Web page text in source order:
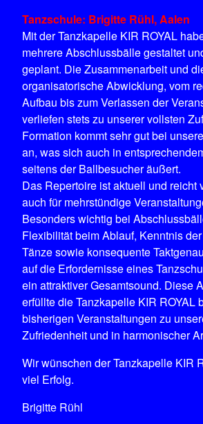
Tanzschule: Brigitte Rühl, Aalen
Mit der Tanzkapelle KIR ROYAL
mehrere Abschlussbälle gestaltet
geplant. Die Zusammenarbeit und
organisatorische Abwicklung, vom
Aufbau bis zum Verlassen der
verliefen stets zu unserer vollsten
Formation kommt sehr gut bei
an, was sich auch in
seitens der Ballbesucher äußert.
Das Repertoire ist aktuell und reicht
auch für mehrstündige
Besonders wichtig bei
Flexibilität beim Ablauf, Kenntnis
Tänze sowie konsequente
auf die Erfordernisse eines
ein attraktiver Gesamtsound. Diese
erfüllte die Tanzkapelle KIR ROYAL
bisherigen Veranstaltungen zu
Zufriedenheit und in harmonischer
Wir wünschen der Tanzkapelle KIR
viel Erfolg.
Brigitte Rühl